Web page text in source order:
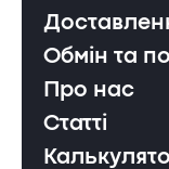
Обмін та
Про нас
Статті